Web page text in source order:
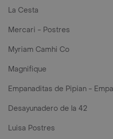
La Cesta
Mercari - Postres
Myriam Camhi Co
Magnifique
Empanaditas de Pipian -
Desayunadero de la 42
Luisa Postres